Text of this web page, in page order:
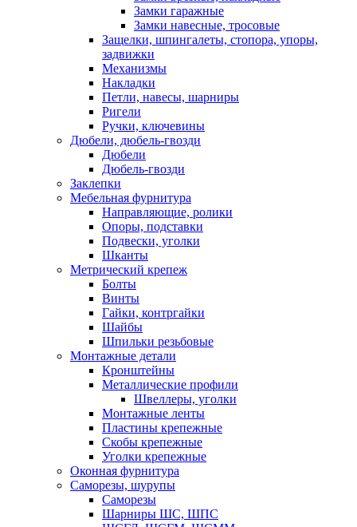
Замки гаражные
Замки навесные, тросовые
Защелки, шпингалеты, стопора, упоры,
задвижки
Механизмы
Накладки
Петли, навесы, шарниры
Ригели
Ручки, ключевины
Дюбели, дюбель-гвозди
Дюбели
Дюбель-гвозди
Заклепки
Мебельная фурнитура
Направляющие, ролики
Опоры, подставки
Подвески, уголки
Шканты
Метрический крепеж
Болты
Винты
Гайки, контргайки
Шайбы
Шпильки резьбовые
Монтажные детали
Кронштейны
Металлические профили
Швеллеры, уголки
Монтажные ленты
Пластины крепежные
Скобы крепежные
Уголки крепежные
Оконная фурнитура
Саморезы, шурупы
Саморезы
Шарниры ШС, ШПС